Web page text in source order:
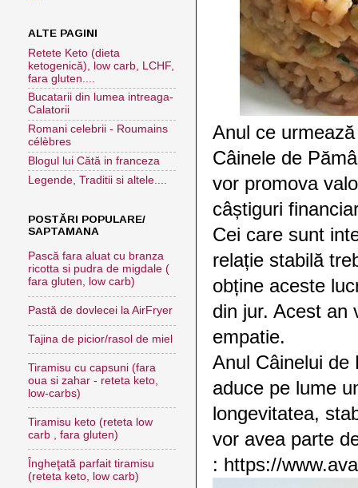
Anul ce
Câinele de
vor promova
câștiguri
Cei care sunt
relație stabilă
obține aceste
din jur. Acest an
empatie.
Anul Câinelui de
aduce pe lume
longevitatea,
vor avea parte
: https://
ALTE PAGINI
Retete Keto (dieta
ketogenică), low carb, LCHF,
fara gluten....
Bucatarii din lumea intreaga-
Calatorii
Romani celebrii - Roumains
célèbres
Blogul lui Cătă in franceza
Legende, Traditii si altele....
POSTĂRI POPULARE/
SAPTAMANA
Pască fara aluat cu branza
ricotta si pudra de migdale (
fara gluten, low carb)
Pastă de dovlecei la AirFryer
Tajina de picior/rasol de miel
Tiramisu cu capsuni (fara
oua si zahar - reteta keto,
low-carbs)
Tiramisu keto (reteta low
carb , fara gluten)
Îngheţată parfait tiramisu
(reteta keto, low carb)